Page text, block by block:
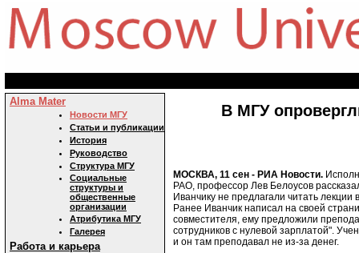
Alma Mater
Новости МГУ
Статьи и публикации
История
Руководство
Структура МГУ
Социальные
структуры и
общественные
организации
Атрибутика МГУ
Галерея
Работа и карьера
В МГУ
МОСКВА, 11 сен - РИА Новости.
РАО, профессор Лев Белоусов
Иванчику не предлагали читать лекции
Ранее Иванчик написал на своей
совместителя, ему предложили
сотрудников с нулевой зарплатой".
и он там преподавал не из-за денег.